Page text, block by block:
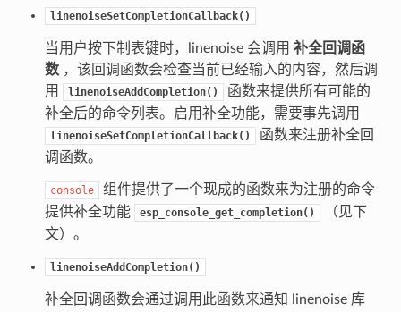
linenoiseSetCompletionCallback()
当用户按下制表键时，linenoise 会调用 补全回调函
数，该回调函数会检查当前已经输入的内容，然后调
用
linenoiseAddCompletion()
函数来提供所有可能的
补全后的命令列表。启用补全功能，需要事先调用
linenoiseSetCompletionCallback()
函数来注册补全回
调函数。
console
组件提供了一个现成的函数来为注册的命令
提供补全功能
esp_console_get_completion()
（见下
文）。
linenoiseAddCompletion()
补全回调函数会通过调用此函数来通知 linenoise 库